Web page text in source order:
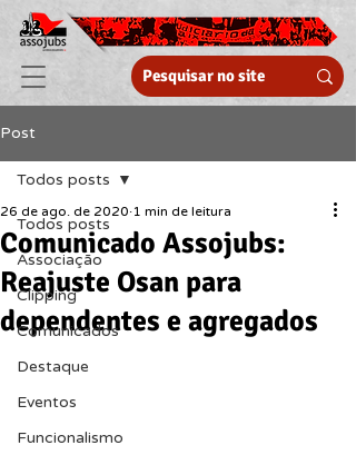
Post
Todos posts
Associação
Clipping
Comunicados
Destaque
Eventos
Funcionalismo
Todos posts
Comunicado Assojubs:
Reajuste Osan para
dependentes e agregados
26 de ago. de 2020 1 min de leitura